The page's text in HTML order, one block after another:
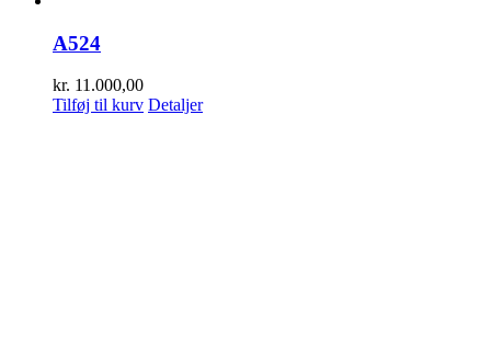
A524
kr. 11.000,00
Tilføj til kurv Detaljer